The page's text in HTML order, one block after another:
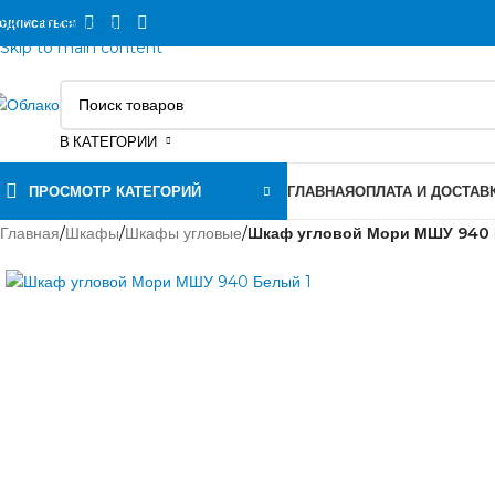
Skip to navigation
Skip to main content
В КАТЕГОРИИ
ПРОСМОТР КАТЕГОРИЙ ГЛАВНАЯОПЛАТА И
Главная/Шкафы/Шкафы угловые/Шкаф угловой Мори МШУ 940